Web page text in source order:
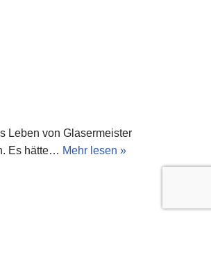
Leben von Glasermeister
Es hätte… Mehr lesen »